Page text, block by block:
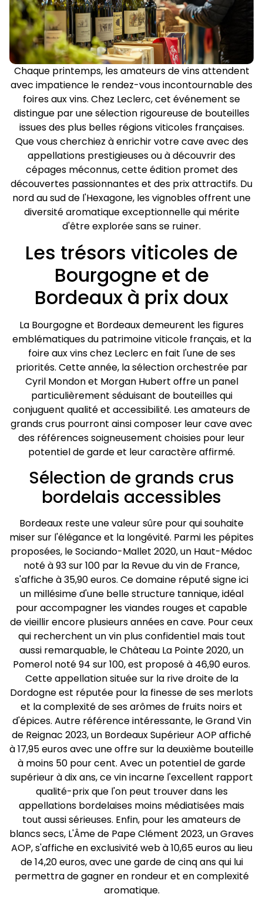
Chaque printemps, les amateurs de vins attendent
avec impatience le rendez-vous incontournable des
foires aux vins. Chez Leclerc, cet événement se
distingue par une sélection rigoureuse de bouteilles
issues des plus belles régions viticoles françaises.
Que vous cherchiez à enrichir votre cave avec des
appellations prestigieuses ou à découvrir des
cépages méconnus, cette édition promet des
découvertes passionnantes et des prix attractifs. Du
nord au sud de l'Hexagone, les vignobles offrent une
diversité aromatique exceptionnelle qui mérite
d'être explorée sans se ruiner.
Les trésors viticoles de
Bourgogne et de
Bordeaux à prix doux
La Bourgogne et Bordeaux demeurent les figures
emblématiques du patrimoine viticole français, et la
foire aux vins chez Leclerc en fait l'une de ses
priorités. Cette année, la sélection orchestrée par
Cyril Mondon et Morgan Hubert offre un panel
particulièrement séduisant de bouteilles qui
conjuguent qualité et accessibilité. Les amateurs de
grands crus pourront ainsi composer leur cave avec
des références soigneusement choisies pour leur
potentiel de garde et leur caractère affirmé.
Sélection de grands crus
bordelais accessibles
Bordeaux reste une valeur sûre pour qui souhaite
miser sur l'élégance et la longévité. Parmi les pépites
proposées, le Sociando-Mallet 2020, un Haut-Médoc
noté à 93 sur 100 par la Revue du vin de France,
s'affiche à 35,90 euros. Ce domaine réputé signe ici
un millésime d'une belle structure tannique, idéal
pour accompagner les viandes rouges et capable
de vieillir encore plusieurs années en cave. Pour ceux
qui recherchent un vin plus confidentiel mais tout
aussi remarquable, le Château La Pointe 2020, un
Pomerol noté 94 sur 100, est proposé à 46,90 euros.
Cette appellation située sur la rive droite de la
Dordogne est réputée pour la finesse de ses merlots
et la complexité de ses arômes de fruits noirs et
d'épices. Autre référence intéressante, le Grand Vin
de Reignac 2023, un Bordeaux Supérieur AOP affiché
à 17,95 euros avec une offre sur la deuxième bouteille
à moins 50 pour cent. Avec un potentiel de garde
supérieur à dix ans, ce vin incarne l'excellent rapport
qualité-prix que l'on peut trouver dans les
appellations bordelaises moins médiatisées mais
tout aussi sérieuses. Enfin, pour les amateurs de
blancs secs, L'Âme de Pape Clément 2023, un Graves
AOP, s'affiche en exclusivité web à 10,65 euros au lieu
de 14,20 euros, avec une garde de cinq ans qui lui
permettra de gagner en rondeur et en complexité
aromatique.